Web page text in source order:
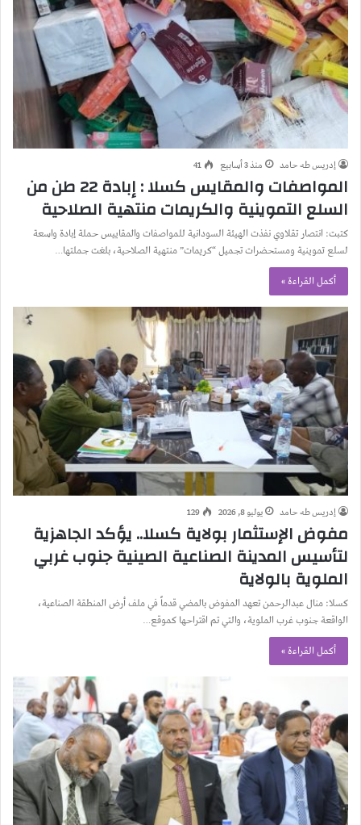
إدريس طه حامد منذ 3 أسابيع 41
المواصفات والمقايس كسلا : إبادة 22 طن من
السلع التموينية والكريمات منتهية الصلاحية
كتبت: انتصار تقلاوي نفذت الهيئة السودانية للمواصفات والمقاييس حملة إبادة واسعة
لسلع تموينية ومستحضرات تجميل “كريمات” منتهية الصلاحية، بلغت جملتها…
أكمل القراءة »
إدريس طه حامد يوليو 8, 2026 129
مفوض الإستثمار بولاية كسلا.. يؤكد الجاهزية
لتأسيس المدينة الصناعية الصينية جنوب غربي
الملوية بالولاية
كسلا: منال عبدالرحمن تعهد المفوض بالمضي قدماً في ملف أرض المنطقة الصناعية،
الواقعة جنوب غرب الملوية، والتي تم اقتراحها كموقع…
أكمل القراءة »